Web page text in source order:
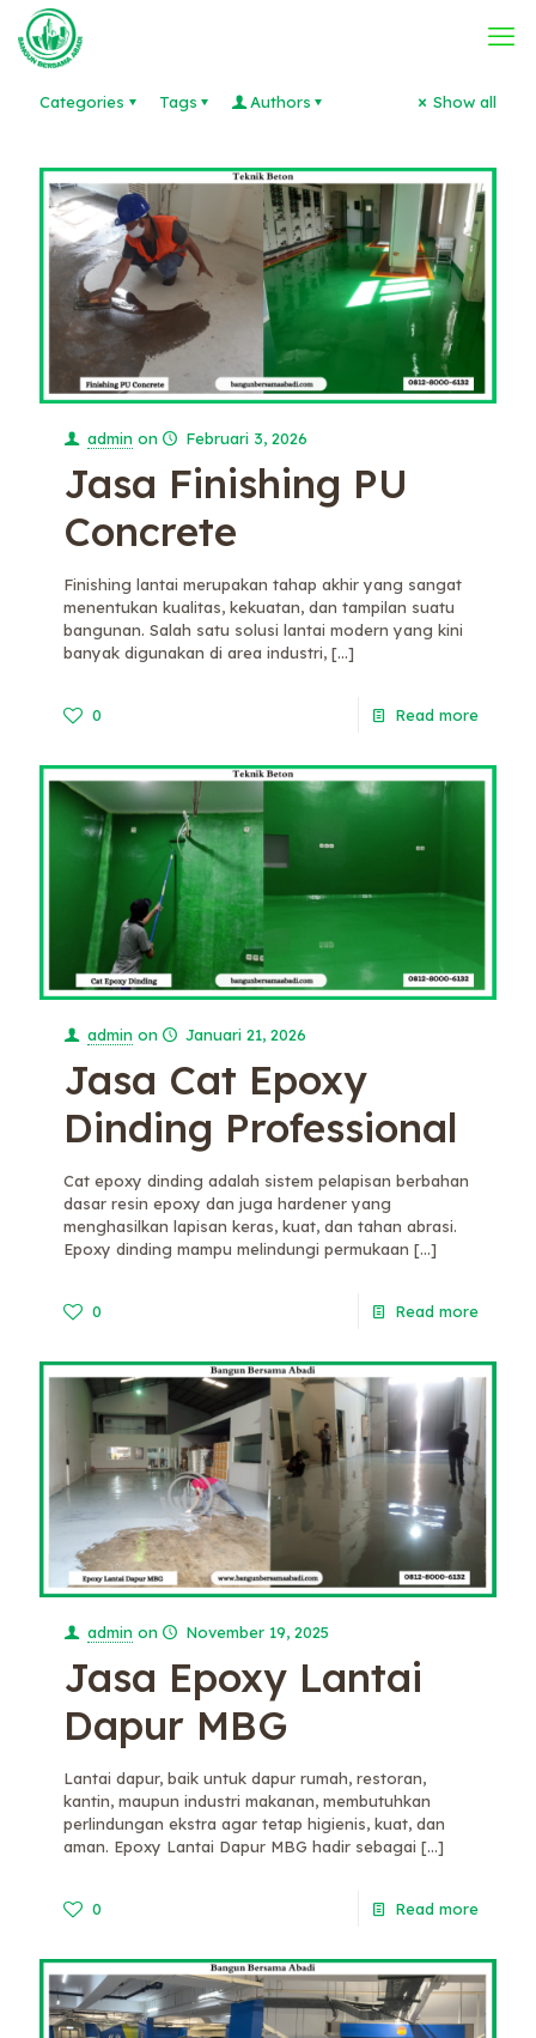
Categories Tags Authors Show all
admin on Februari 3, 2026
Jasa Finishing PU
Concrete
Finishing lantai merupakan tahap akhir yang sangat
menentukan kualitas, kekuatan, dan tampilan suatu
bangunan. Salah satu solusi lantai modern yang kini
banyak digunakan di area industri, […]
0 Read more
admin on Januari 21, 2026
Jasa Cat Epoxy
Dinding Professional
Cat epoxy dinding adalah sistem pelapisan berbahan
dasar resin epoxy dan juga hardener yang
menghasilkan lapisan keras, kuat, dan tahan abrasi.
Epoxy dinding mampu melindungi permukaan […]
0 Read more
admin on November 19, 2025
Jasa Epoxy Lantai
Dapur MBG
Lantai dapur, baik untuk dapur rumah, restoran,
kantin, maupun industri makanan, membutuhkan
perlindungan ekstra agar tetap higienis, kuat, dan
aman. Epoxy Lantai Dapur MBG hadir sebagai […]
0 Read more